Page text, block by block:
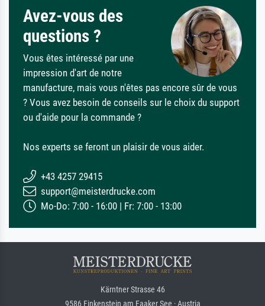
Avez-vous des
questions ?
Vous êtes intéressé par une
impression d'art de notre
manufacture, mais vous n'êtes pas encore sûr de vous
? Vous avez besoin de conseils sur le choix du support
ou d'aide pour la commande ?
Nos experts se feront un plaisir de vous aider.
+43 4257 29415
support@meisterdrucke.com
Mo-Do: 7:00 - 16:00 | Fr: 7:00 - 13:00
Kärntner Strasse 46
9586 Finkenstein am Faaker See · Austria